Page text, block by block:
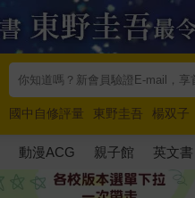
國中自修評量 東野圭吾 楊双子
唯紅花綻放
奧德賽 路邊攤新作
動漫ACG 親子館 英文書